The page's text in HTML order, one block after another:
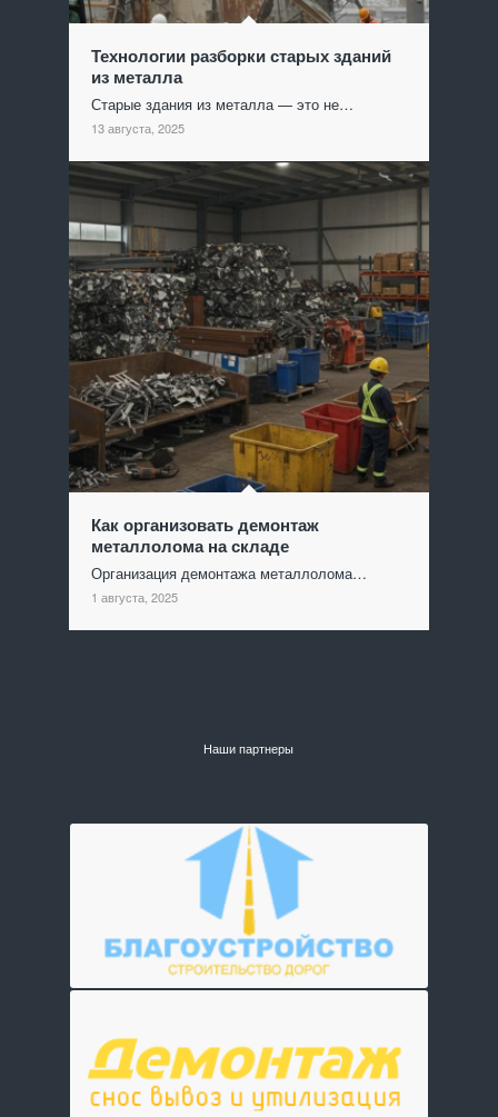
Технологии разборки старых зданий
из металла
Старые здания из металла — это не…
13 августа, 2025
Как организовать демонтаж
металлолома на складе
Организация демонтажа металлолома…
1 августа, 2025
Наши партнеры